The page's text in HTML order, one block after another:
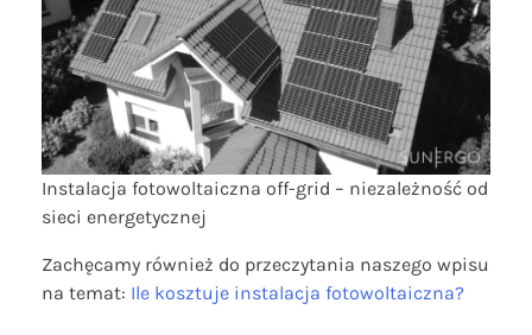
Instalacja fotowoltaiczna off-grid – niezależność od
sieci energetycznej
Zachęcamy również do przeczytania naszego wpisu
na temat: Ile kosztuje instalacja fotowoltaiczna?